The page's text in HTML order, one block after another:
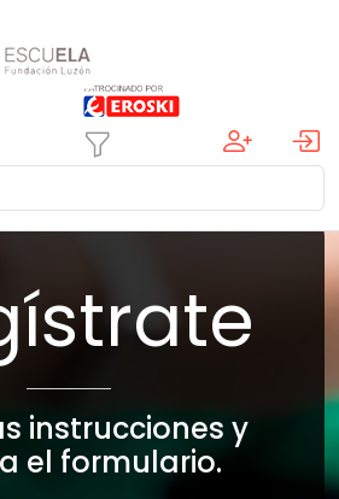
instrucciones y
el formulario.